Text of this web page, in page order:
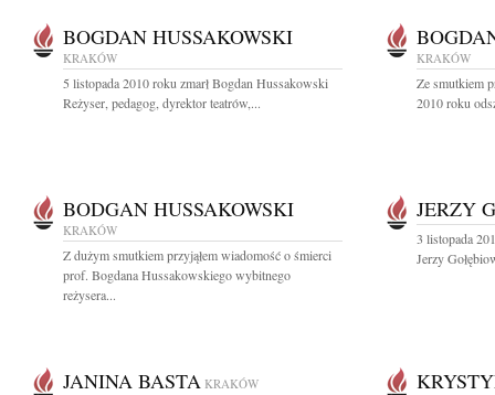
BOGDAN HUSSAKOWSKI
KRAKÓW
5 listopada 2010 roku zmarł Bogdan Hussakowski
Reżyser, pedagog, dyrektor teatrów,...
KRAKÓW
Ze smutkiem
2010 roku
BODGAN HUSSAKOWSKI
KRAKÓW
Z dużym smutkiem przyjąłem wiadomość o śmierci
prof. Bogdana Hussakowskiego wybitnego
reżysera...
JERZY
3 listopada
Jerzy
JANINA BASTA KRAKÓW